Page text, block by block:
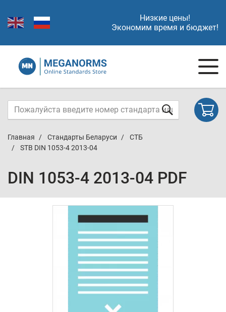
Низкие цены!
Экономим время и бюджет!
Главная Стандарты Беларуси
СТБ
STB DIN 1053-4 2013-04
DIN 1053-4 2013-04 PDF